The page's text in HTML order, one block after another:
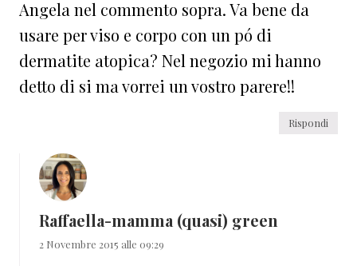
Angela nel commento sopra. Va bene da
usare per viso e corpo con un pó di
dermatite atopica? Nel negozio mi hanno
detto di si ma vorrei un vostro parere!!
Rispondi
Raffaella-mamma (quasi) green
2 Novembre 2015 alle 09:29